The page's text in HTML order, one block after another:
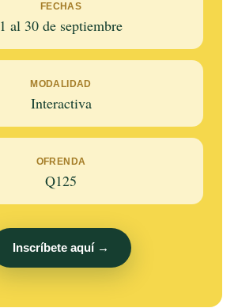
FECHAS
1 al 30 de septiembre
MODALIDAD
Interactiva
OFRENDA
Q125
Inscríbete aquí →